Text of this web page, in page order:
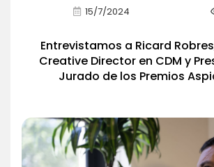
15/7/2024
Entrevistamos a Ricard
Creative Director en CDM y
Jurado de los Premios